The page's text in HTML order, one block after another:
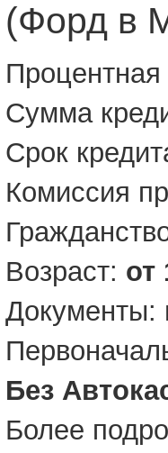
(Форд в
Процентная
Сумма
Срок
Комиссия
Возраст: от
Документы:
Без
Более